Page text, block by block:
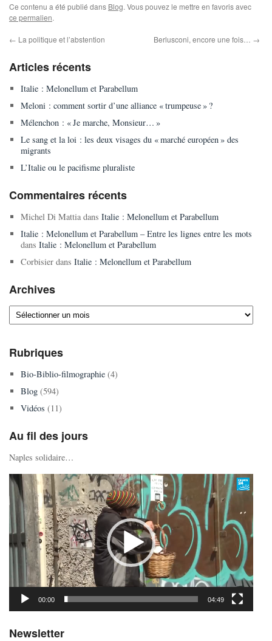
Ce contenu a été publié dans Blog. Vous pouvez le mettre en favoris avec
ce permalien.
← La politique et l’abstention Berlusconi, encore une fois… →
Articles récents
Italie : Melonellum et Parabellum
Meloni : comment sortir d’une alliance « trumpeuse » ?
Mélenchon : « Je marche, Monsieur… »
Le sang et la loi : les deux visages du « marché européen » des
migrants
L’Italie ou le pacifisme pluraliste
Commentaires récents
Michel Di Mattiadans Italie : Melonellum et Parabellum
Italie : Melonellum et Parabellum – Entre les lignes entre les mots
dans Italie : Melonellum et Parabellum
Corbisierdans Italie : Melonellum et Parabellum
Archives
Archives
Rubriques
Bio-Biblio-filmographie(4)
Blog(594)
Vidéos (11)
Au fil des jours
Naples solidaire…
Lecteur
vidéo
00:00 04:49
Newsletter